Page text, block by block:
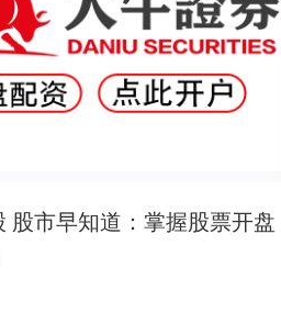
股市早知道：掌握股票开盘